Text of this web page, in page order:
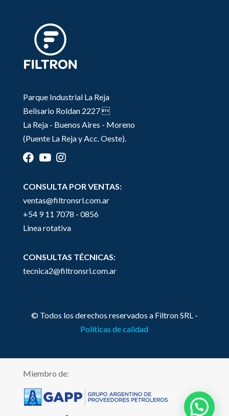
Parque Industrial La Reja
Belisario Roldan 2227 
La Reja - Buenos Aires - Moreno
(Puente La Reja y Acc. Oeste).
CONSULTA POR VENTAS:
ventas@filtronsrl.com.ar
+54 9 11 7078 - 0856
Linea rotativa
CONSULTAS TÉCNICAS:
tecnica2@filtronsrl.com.ar
© Todos los derechos reservados a Filtron SRL -
Políticas de calidad
Miembro de: